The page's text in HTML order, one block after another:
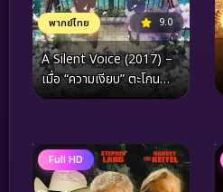
พากย์ไทย 9.0
A Silent Voice (2017) –
เมื่อ “ความเงียบ” ตะโกน
ก้องถึงความหมายของการมี
Full HD